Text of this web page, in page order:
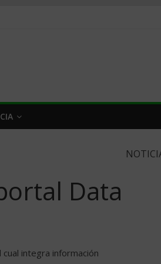
Data
integra información